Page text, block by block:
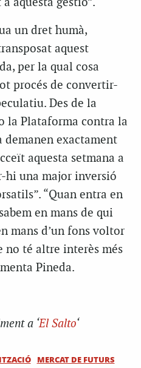
aquesta gestió”.
un dret humà,
aquest
per la qual cosa
procés de convertir-
Des de la
la Plataforma contra la
demanen exactament
aquesta setmana a
hi una major inversió
“Quan entra en
en mans de qui
mans d’un fons voltor
no té altre interès més
Pineda.
a ‘El Salto‘
MERCAT DE FUTURS